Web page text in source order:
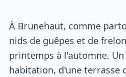
À Brunehaut, comme
nids de guêpes et de
printemps à l'automne.
habitation, d'une terrasse